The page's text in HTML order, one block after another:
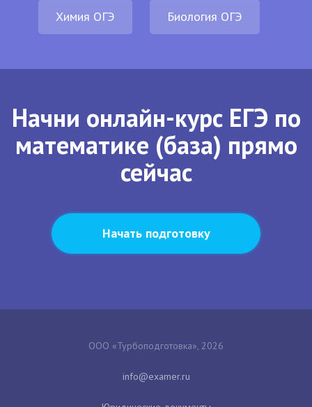
Химия ОГЭ Биология ОГЭ
Начни онлайн-курс ЕГЭ по
математике (база) прямо
сейчас
Начать подготовку
ООО «Турбоподготовка», 2026